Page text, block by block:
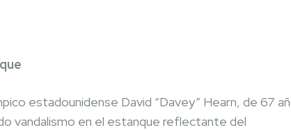
estadounidense David “Davey” Hearn, de 67
vandalismo en el estanque reflectante del